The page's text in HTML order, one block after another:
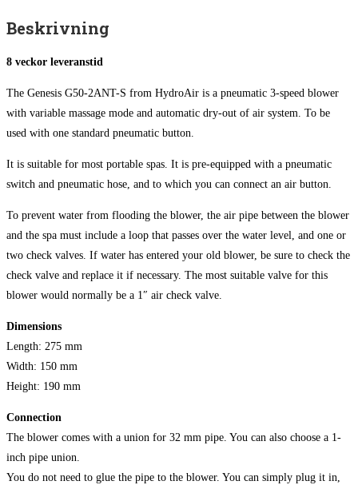
3spd
styr
Beskrivning
8 veckor leveranstid
The Genesis G50-2ANT-S from HydroAir is a pneumatic 3-speed blower
with variable massage mode and automatic dry-out of air system. To be
used with one standard pneumatic button.
It is suitable for most portable spas. It is pre-equipped with a pneumatic
switch and pneumatic hose, and to which you can connect an air button.
To prevent water from flooding the blower, the air pipe between the blower
and the spa must include a loop that passes over the water level, and one or
two check valves. If water has entered your old blower, be sure to check the
check valve and replace it if necessary. The most suitable valve for this
blower would normally be a 1″ air check valve.
Dimensions
Length: 275 mm
Width: 150 mm
Height: 190 mm
Connection
The blower comes with a union for 32 mm pipe. You can also choose a 1-
inch pipe union.
You do not need to glue the pipe to the blower. You can simply plug it in,